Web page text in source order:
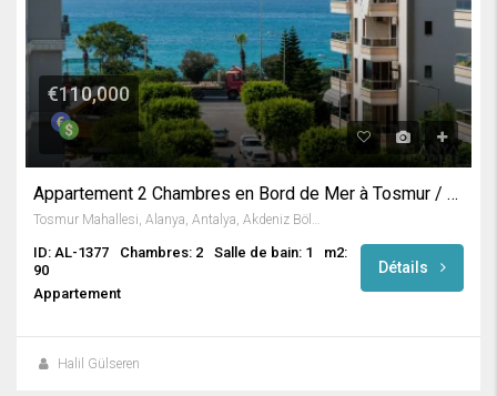
€110,000
Appartement 2 Chambres en Bord de Mer à Tosmur / Alanya
ID: AL-1377 Chambres: 2 Salle de bain: 1
m2:
90
Appartement
Détails
Halil Gülseren